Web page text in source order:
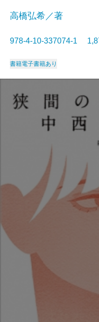
高橋弘希／著
978-4-10-337074-1
書籍電子書籍あり